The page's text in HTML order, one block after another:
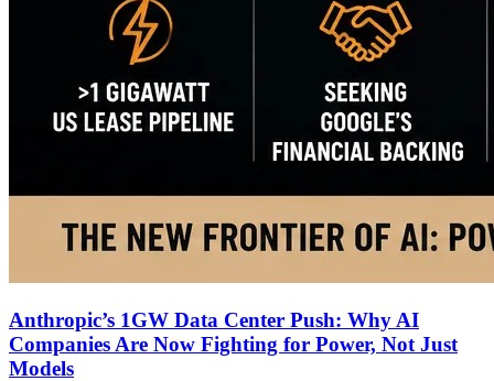
Anthropic’s 1GW Data Center Push: Why AI
Companies Are Now Fighting for Power, Not Just
Models